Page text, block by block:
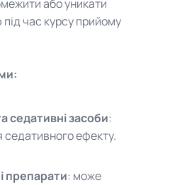
або уникати
час курсу прийому
седативні засоби:
ефекту.
препарати: може